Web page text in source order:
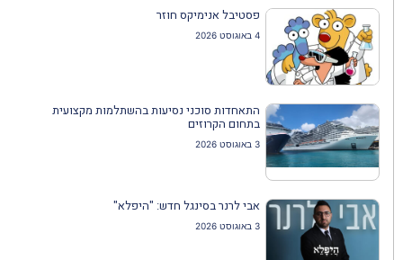
פסטיבל אנימיקס חוזר
4 באוגוסט 2026
התאחדות סוכני נסיעות בהשתלמות מקצועית
בתחום הקרוזים
3 באוגוסט 2026
אבי לרנר בסינגל חדש: "היפלא"
3 באוגוסט 2026